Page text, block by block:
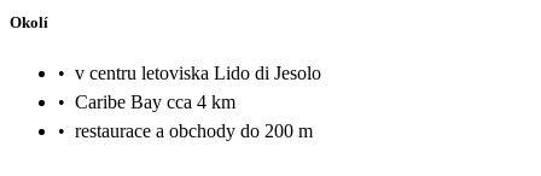
Okolí
• v centru letoviska Lido di Jesolo
• Caribe Bay cca 4 km
• restaurace a obchody do 200 m